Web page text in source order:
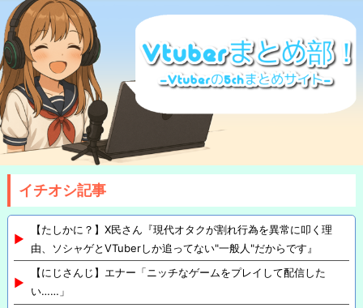
イチオシ記事
【たしかに？】X民さん『現代オタクが割れ行為を異常に叩く理
由、ソシャゲとVTuberしか追ってない"一般人"だからです』
【にじさんじ】エナー「ニッチなゲームをプレイして配信した
い……」